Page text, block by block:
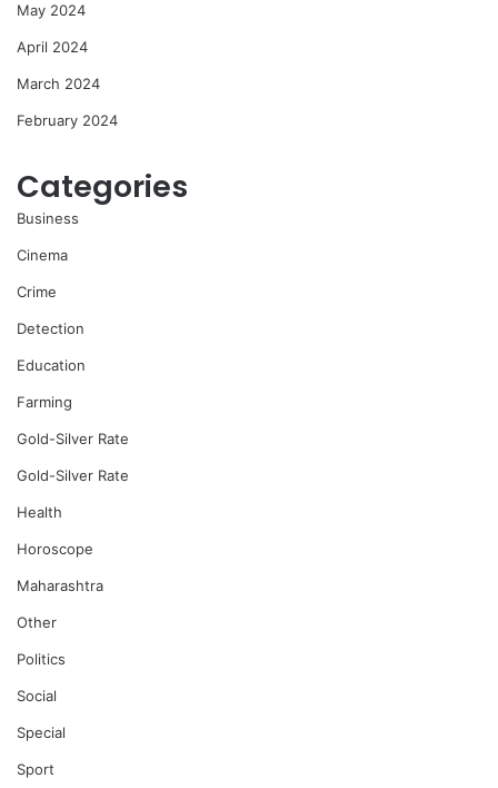
May 2024
April 2024
March 2024
February 2024
Categories
Business
Cinema
Crime
Detection
Education
Farming
Gold-Silver Rate
Gold-Silver Rate
Health
Horoscope
Maharashtra
Other
Politics
Social
Special
Sport